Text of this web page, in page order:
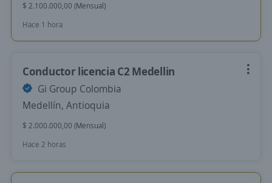
$ 2.100.000,00 (Mensual)
Hace 1 hora
Conductor licencia C2 Medellin
Gi Group Colombia
Medellín, Antioquia
$ 2.000.000,00 (Mensual)
Hace 2 horas